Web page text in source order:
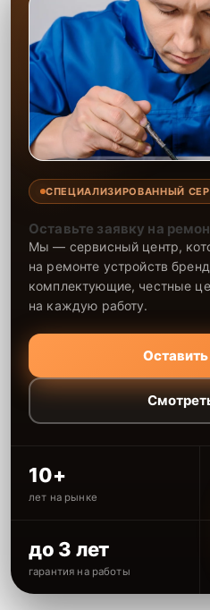
СПЕЦИАЛИЗИРОВАННЫЙ
Оставьте заявку на
Мы — сервисный центр,
на ремонте устройств
комплектующие, честные
на каждую работу.
10+
лет на рынке
до 3 лет
гарантия на работы